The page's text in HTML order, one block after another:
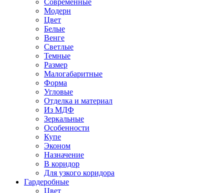
Современные
Модерн
Цвет
Белые
Венге
Светлые
Темные
Размер
Малогабаритные
Форма
Угловые
Отделка и материал
Из МДФ
Зеркальные
Особенности
Купе
Эконом
Назначение
В коридор
Для узкого коридора
Гардеробные
Цвет